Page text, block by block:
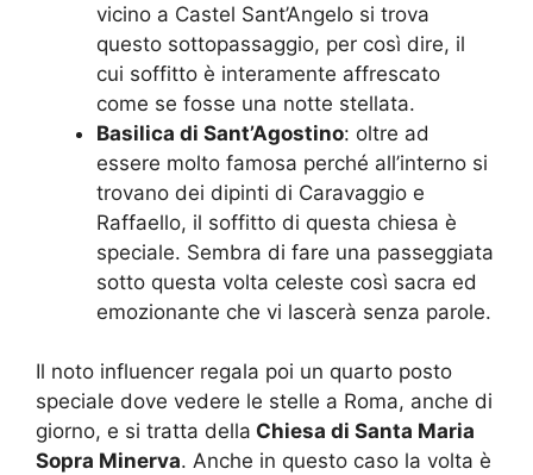
vicino a Castel Sant’Angelo si trova
questo sottopassaggio, per così dire, il
cui soffitto è interamente affrescato
come se fosse una notte stellata.
Basilica di Sant’Agostino: oltre ad
essere molto famosa perché all’interno si
trovano dei dipinti di Caravaggio e
Raffaello, il soffitto di questa chiesa è
speciale. Sembra di fare una passeggiata
sotto questa volta celeste così sacra ed
emozionante che vi lascerà senza parole.
Il noto influencer regala poi un quarto posto
speciale dove vedere le stelle a Roma, anche di
giorno, e si tratta della Chiesa di Santa Maria
Sopra Minerva. Anche in questo caso la volta è